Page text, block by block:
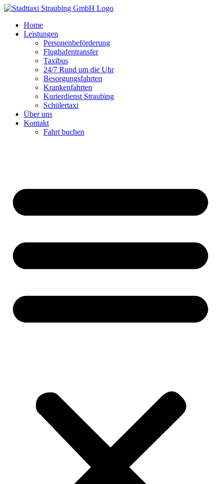
Zum
springenHome
Leistungen
Personenbeförderung
Flughafentransfer
Taxibus
24/7 Rund um die Uhr
Besorgungsfahrten
Krankenfahrten
Kurierdienst Straubing
Schülertaxi
Über uns
Kontakt
Fahrt buchen